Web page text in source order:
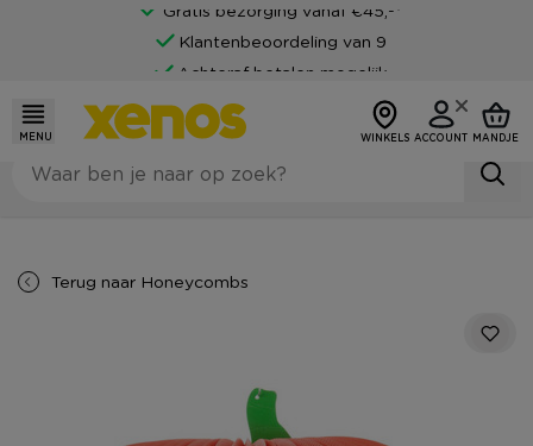
Gratis bezorging vanaf €45,-*
Klantenbeoordeling van 9
Achteraf betalen mogelijk
MENU WINKELS ACCOUNT MANDJE
Terug naar Honeycombs